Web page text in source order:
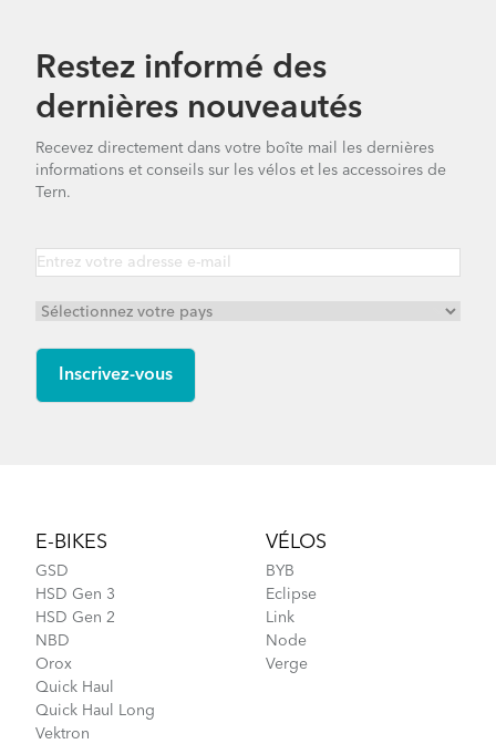
Restez informé des
dernières nouveautés
Recevez directement dans votre boîte mail les dernières
informations et conseils sur les vélos et les accessoires de
Tern.
E-BIKES
GSD
HSD Gen 3
HSD Gen 2
NBD
Orox
Quick Haul
Quick Haul Long
Vektron
VÉLOS
BYB
Eclipse
Link
Node
Verge